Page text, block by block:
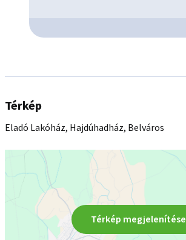
Térkép
Eladó Lakóház, Hajdúhadház, Belváros
Térkép megjelenítése